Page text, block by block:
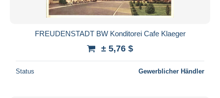
FREUDENSTADT BW Konditorei Cafe Klaeger
± 5,76 $
Status Gewerblicher Händler